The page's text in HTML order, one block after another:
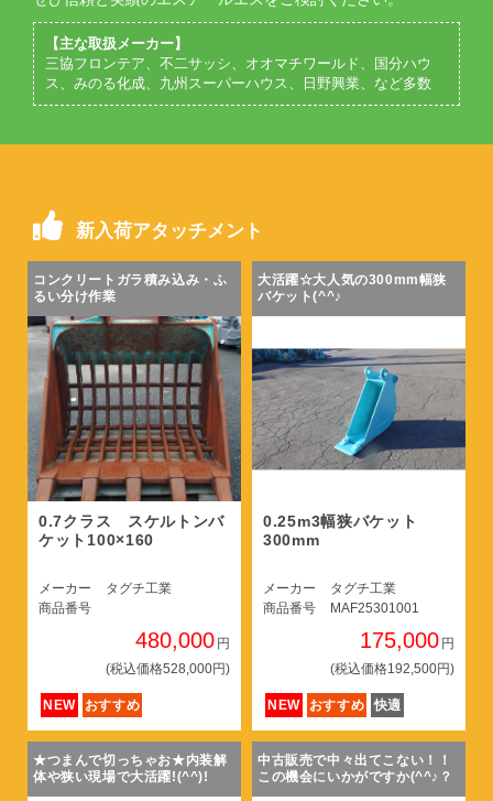
【主な取扱メーカー】
三協フロンテア、不二サッシ、オオマチワールド、国分ハウ
ス、みのる化成、九州スーパーハウス、日野興業、など多数
新入荷アタッチメント
コンクリートガラ積み込み・ふ
るい分け作業
0.7クラス スケルトンバ
ケット100×160
メーカー
タグチ工業
商品番号
480,000 円
(税込価格528,000円)
NEW おすすめ
大活躍☆大人気の300mm幅狭
バケット(^^♪
0.25m3幅狭バケット
300mm
メーカー
タグチ工業
商品番号
MAF25301001
175,000 円
(税込価格192,500円)
NEW おすすめ 快適
★つまんで切っちゃお★内装解
体や狭い現場で大活躍!(^^)!
中古販売で中々出てこない！！
この機会にいかがですか(^^♪？